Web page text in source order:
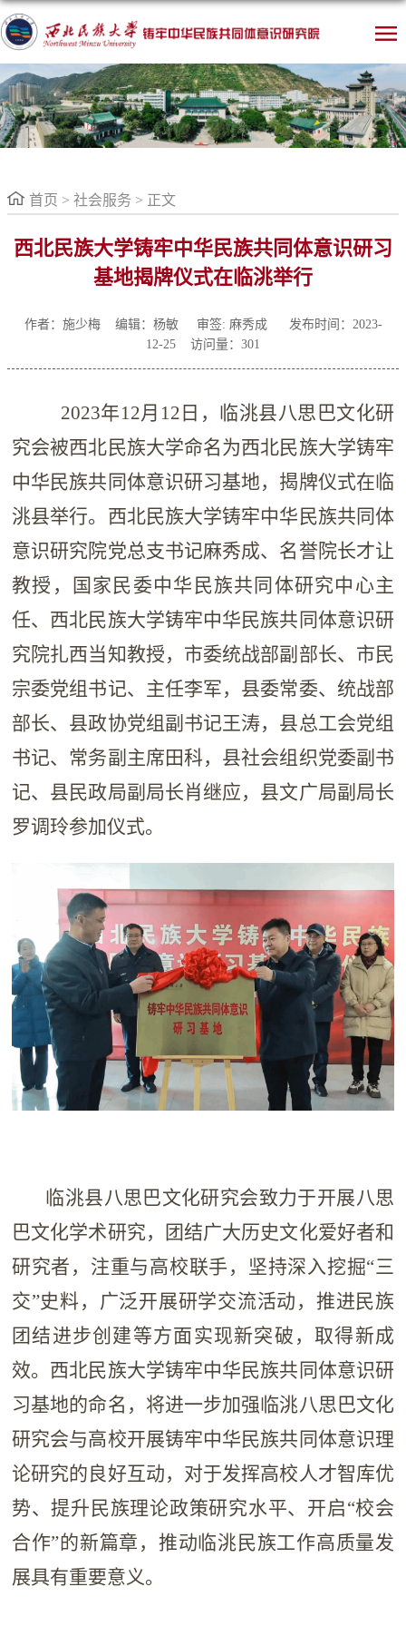
首页 > 社会服务 > 正文
西北民族大学铸牢中华民族共同体意识研习
基地揭牌仪式在临洮举行
作者：施少梅 编辑：杨敏 审签: 麻秀成 发布时间：2023-
12-25 访问量： 301
2023年12月12日，临洮县八思巴文化研
究会被西北民族大学命名为西北民族大学铸牢
中华民族共同体意识研习基地，揭牌仪式在临
洮县举行。西北民族大学铸牢中华民族共同体
意识研究院党总支书记麻秀成、名誉院长才让
教授，国家民委中华民族共同体研究中心主
任、西北民族大学铸牢中华民族共同体意识研
究院扎西当知教授，市委统战部副部长、市民
宗委党组书记、主任李军，县委常委、统战部
部长、县政协党组副书记王涛，县总工会党组
书记、常务副主席田科，县社会组织党委副书
记、县民政局副局长肖继应，县文广局副局长
罗调玲参加仪式。
临洮县八思巴文化研究会致力于开展八思
巴文化学术研究，团结广大历史文化爱好者和
研究者，注重与高校联手，坚持深入挖掘“三
交”史料，广泛开展研学交流活动，推进民族
团结进步创建等方面实现新突破，取得新成
效。西北民族大学铸牢中华民族共同体意识研
习基地的命名，将进一步加强临洮八思巴文化
研究会与高校开展铸牢中华民族共同体意识理
论研究的良好互动，对于发挥高校人才智库优
势、提升民族理论政策研究水平、开启“校会
合作”的新篇章，推动临洮民族工作高质量发
展具有重要意义。